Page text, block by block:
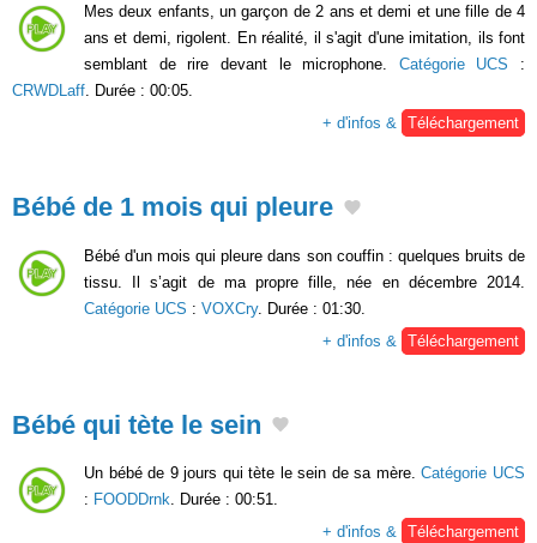
Mes deux enfants, un garçon de 2 ans et demi et une fille de 4
ans et demi, rigolent. En réalité, il s'agit d'une imitation, ils font
semblant de rire devant le microphone. Catégorie UCS :
CRWDLaff . Durée : 00:05.
+ d'infos &
Téléchargement
Bébé de 1 mois qui pleure
Bébé d'un mois qui pleure dans son couffin : quelques bruits de
tissu. Il s’agit de ma propre fille, née en décembre 2014.
Catégorie UCS : VOXCry. Durée : 01:30.
+ d'infos &
Téléchargement
Bébé qui tète le sein
Un bébé de 9 jours qui tète le sein de sa mère.Catégorie UCS
: FOODDrnk. Durée : 00:51.
+ d'infos & Téléchargement